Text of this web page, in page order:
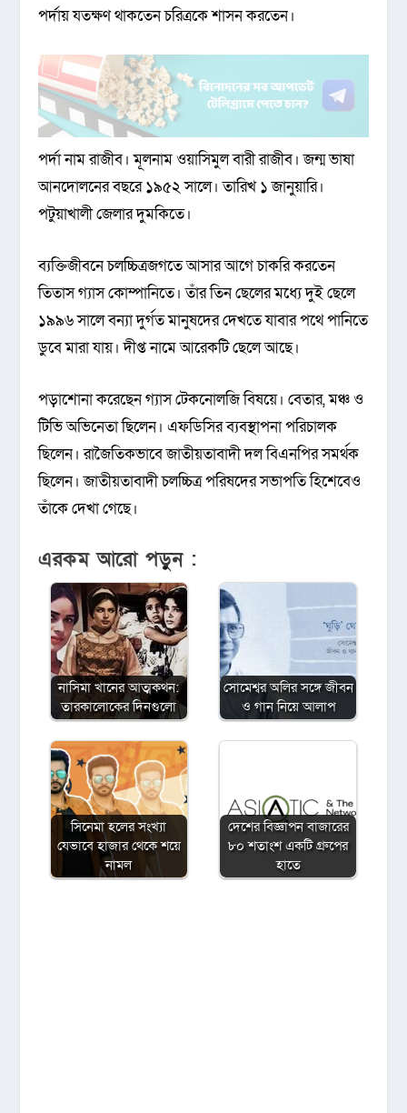
পর্দায় যতক্ষণ থাকতেন চরিত্রকে শাসন করতেন।
পর্দা নাম রাজীব। মূলনাম ওয়াসিমুল বারী রাজীব। জন্ম ভাষা
আনদোলনের বছরে ১৯৫২ সালে। তারিখ ১ জানুয়ারি।
পটুয়াখালী জেলার দুমকিতে।
ব্যক্তিজীবনে চলচ্চিত্রজগতে আসার আগে চাকরি করতেন
তিতাস গ্যাস কোম্পানিতে। তাঁর তিন ছেলের মধ্যে দুই ছেলে
১৯৯৬ সালে বন্যা দুর্গত মানুষদের দেখতে যাবার পথে পানিতে
ডুবে মারা যায়। দীপ্ত নামে আরেকটি ছেলে আছে।
পড়াশোনা করেছেন গ্যাস টেকনোলজি বিষয়ে। বেতার, মঞ্চ ও
টিভি অভিনেতা ছিলেন। এফডিসির ব্যবস্থাপনা পরিচালক
ছিলেন। রাজৈতিকভাবে জাতীয়তাবাদী দল বিএনপির সমর্থক
ছিলেন। জাতীয়তাবাদী চলচ্চিত্র পরিষদের সভাপতি হিশেবেও
তাঁকে দেখা গেছে।
এরকম আরো পড়ুন :
নাসিমা খানের আত্মকথন:
তারকালোকের দিনগুলো
সোমেশ্বর অলির সঙ্গে জীবন
ও গান নিয়ে আলাপ
সিনেমা হলের সংখ্যা
যেভাবে হাজার থেকে শয়ে
নামল
দেশের বিজ্ঞাপন বাজারের
৮০ শতাংশ একটি গ্রুপের
হাতে